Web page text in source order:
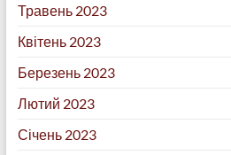
Травень 2023
Квітень 2023
Березень 2023
Лютий 2023
Січень 2023